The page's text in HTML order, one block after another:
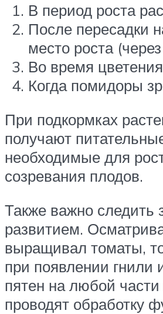
В период роста
После пересадки
место роста
Во время
Когда помидоры
При подкормках
получают
необходимые для
созревания плодов.
Также важно следить
развитием.
выращивал томаты,
при появлении гнили
пятен на любой части
проводят обработку